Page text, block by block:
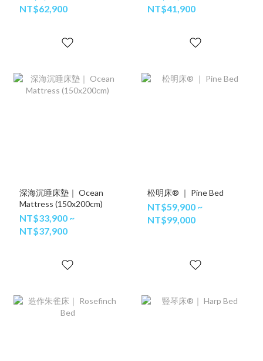
NT$62,900
NT$41,900
深海沉睡床墊｜ Ocean
Mattress (150x200cm)
NT$33,900 ~
NT$37,900
松明床® ｜ Pine Bed
NT$59,900 ~
NT$99,000